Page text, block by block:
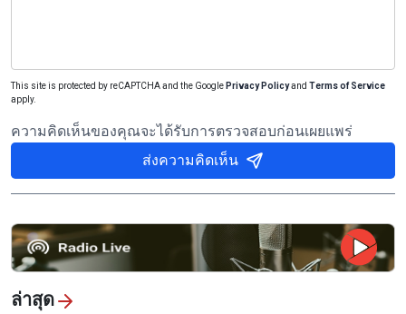
This site is protected by reCAPTCHA and the Google Privacy Policyand Terms of Service
apply.
ความคิดเห็นของคุณจะได้รับการตรวจสอบก่อนเผยแพร่
ส่งความคิดเห็น
ล่าสุด